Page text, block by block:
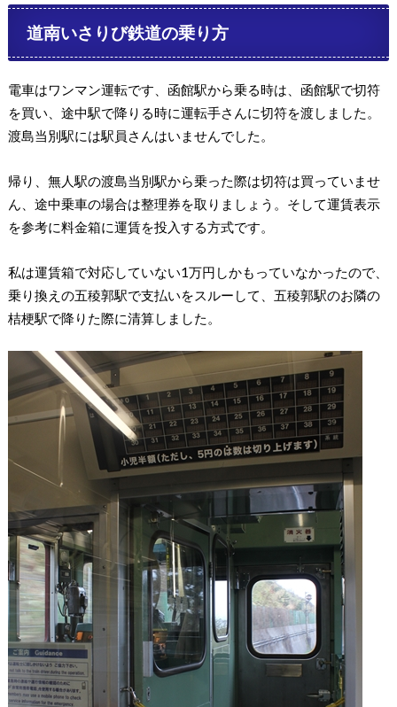
道南いさりび鉄道の乗り方
電車はワンマン運転です、函館駅から乗る時は、函館駅で切符
を買い、途中駅で降りる時に運転手さんに切符を渡しました。
渡島当別駅には駅員さんはいませんでした。
帰り、無人駅の渡島当別駅から乗った際は切符は買っていませ
ん、途中乗車の場合は整理券を取りましょう。そして運賃表示
を参考に料金箱に運賃を投入する方式です。
私は運賃箱で対応していない1万円しかもっていなかったので、
乗り換えの五稜郭駅で支払いをスルーして、五稜郭駅のお隣の
桔梗駅で降りた際に清算しました。